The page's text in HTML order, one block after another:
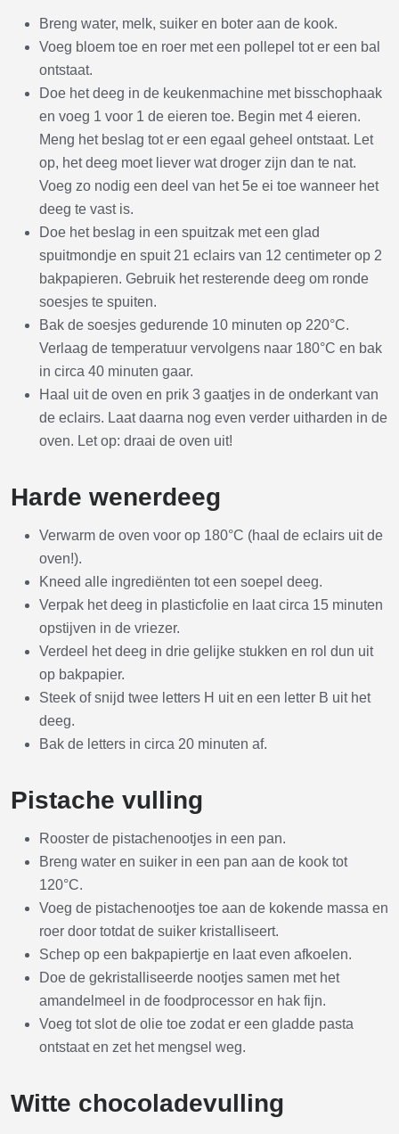
Breng water, melk, suiker en boter aan de kook.
Voeg bloem toe en roer met een pollepel tot er een bal
ontstaat.
Doe het deeg in de keukenmachine met bisschophaak
en voeg 1 voor 1 de eieren toe. Begin met 4 eieren.
Meng het beslag tot er een egaal geheel ontstaat. Let
op, het deeg moet liever wat droger zijn dan te nat.
Voeg zo nodig een deel van het 5e ei toe wanneer het
deeg te vast is.
Doe het beslag in een spuitzak met een glad
spuitmondje en spuit 21 eclairs van 12 centimeter op 2
bakpapieren. Gebruik het resterende deeg om ronde
soesjes te spuiten.
Bak de soesjes gedurende 10 minuten op 220°C.
Verlaag de temperatuur vervolgens naar 180°C en bak
in circa 40 minuten gaar.
Haal uit de oven en prik 3 gaatjes in de onderkant van
de eclairs. Laat daarna nog even verder uitharden in de
oven. Let op: draai de oven uit!
Harde wenerdeeg
Verwarm de oven voor op 180°C (haal de eclairs uit de
oven!).
Kneed alle ingrediënten tot een soepel deeg.
Verpak het deeg in plasticfolie en laat circa 15 minuten
opstijven in de vriezer.
Verdeel het deeg in drie gelijke stukken en rol dun uit
op bakpapier.
Steek of snijd twee letters H uit en een letter B uit het
deeg.
Bak de letters in circa 20 minuten af.
Pistache vulling
Rooster de pistachenootjes in een pan.
Breng water en suiker in een pan aan de kook tot
120°C.
Voeg de pistachenootjes toe aan de kokende massa en
roer door totdat de suiker kristalliseert.
Schep op een bakpapiertje en laat even afkoelen.
Doe de gekristalliseerde nootjes samen met het
amandelmeel in de foodprocessor en hak fijn.
Voeg tot slot de olie toe zodat er een gladde pasta
ontstaat en zet het mengsel weg.
Witte chocoladevulling